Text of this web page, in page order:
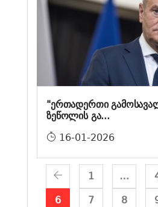
"ერთადერთი
ზეწოლის გა...
16-01-2026
1 …
6 7 8